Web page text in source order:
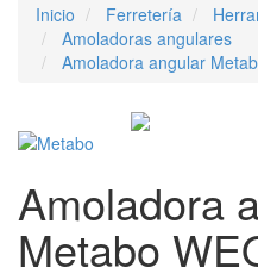
Inicio
Ferretería
Amoladoras angulares
Amoladora angular
Amoladora
Metabo